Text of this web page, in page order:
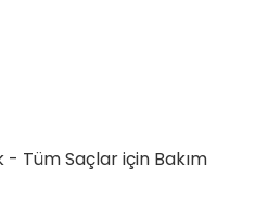
Tüm Saçlar için Bakım